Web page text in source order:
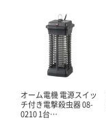
オーム電機 電源スイッ
チ付き電撃殺虫器 08-
0210 1台…